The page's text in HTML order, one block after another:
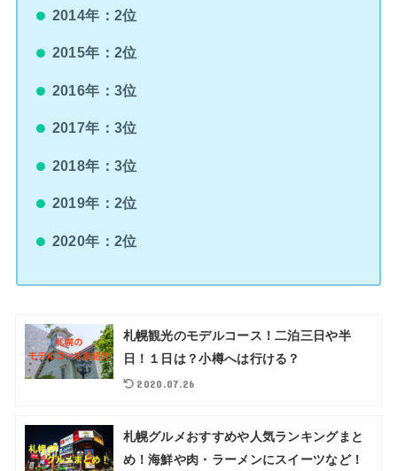
2014年：2位
2015年：2位
2016年：3位
2017年：3位
2018年：3位
2019年：2位
2020年：2位
札幌観光のモデルコース！二泊三日や半
日！１日は？小樽へは行ける？
2020.07.26
札幌グルメおすすめや人気ランキングまと
め！海鮮や肉・ラーメンにスイーツなど！